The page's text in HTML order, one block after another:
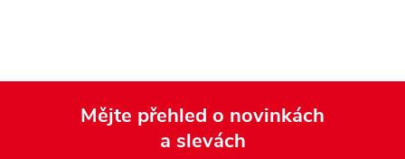
k
Mějte přehled o novinkách
a slevách